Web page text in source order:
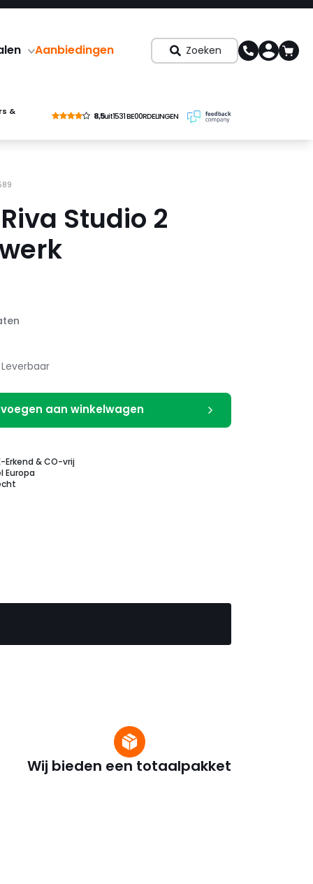
Aanbiedingen Zoeken
&
8,5uit1531 BE00RDELINGEN
Studio 2
Leverbaar
aan winkelwagen
Erkend & CO-vrij
Europa
Wij bieden een totaalpakket